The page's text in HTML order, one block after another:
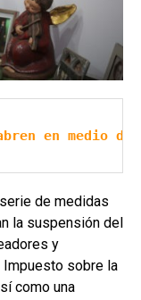
en medio
de medidas
la suspensión del
y
sobre la
como una